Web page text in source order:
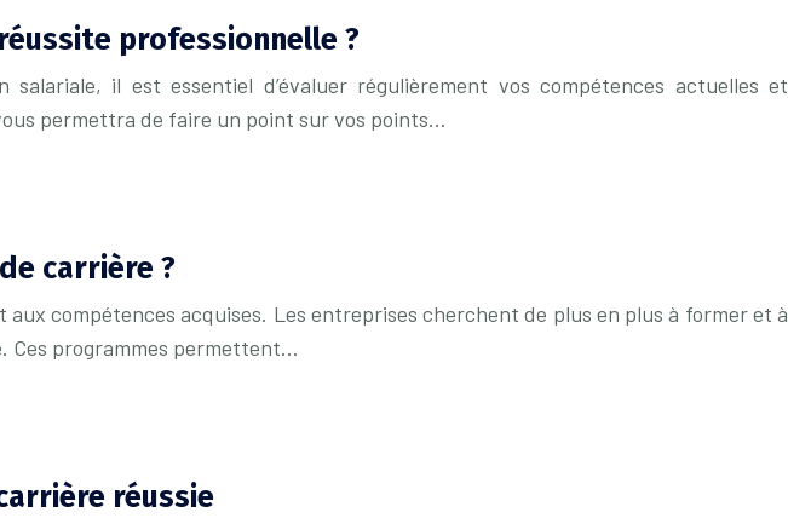
professionnelle ?
il est essentiel d’évaluer régulièrement vos compétences actuelles et
permettra de faire un point sur vos points…
carrière ?
compétences acquises. Les entreprises cherchent de plus en plus à former et à
Ces programmes permettent…
réussie